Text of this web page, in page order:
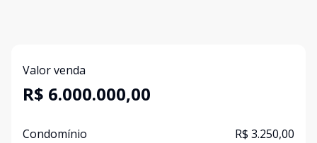
Valor venda
R$ 6.000.000,00
Condomínio R$ 3.250,00